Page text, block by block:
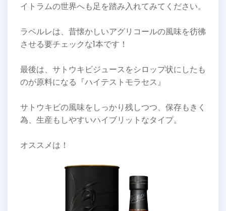
イトラムの世界へも足を踏み入れてみてください。
ラペルレは、昔懐かしいアグリコールの風味を彷彿
させる要チェックな1本です！
最後は、サトウキビジュースをシロップ状にしたも
のが原料になる『ハイテストモラセス』
サトウキビの風味をしっかり残しつつ、保存もきく
為、生産もしやすいハイブリットなタイプ。
オススメは！